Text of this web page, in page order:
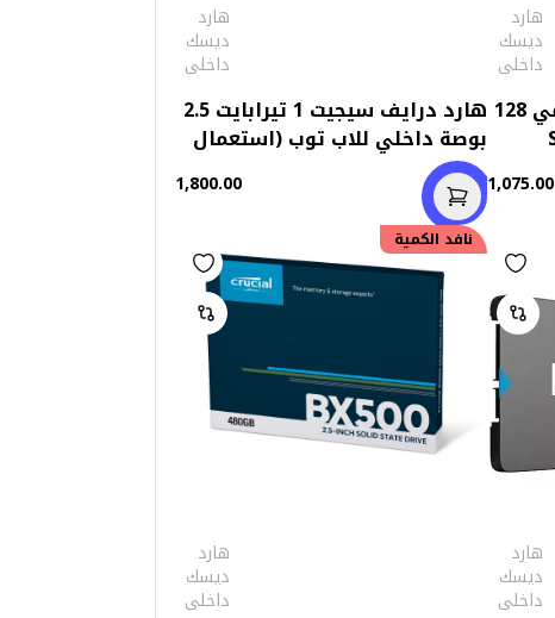
هارد
ديسك
داخلى
هارد درايف داخلي هيكسمي 128
1,075.00
هارد
ديسك
داخلى
هارد درايف سيجيت 1 تيرابايت 2.5
بوصة داخلي للاب توب (استعمال
خارج) 1,800.00
هارد
ديسك
داخلى
نافد الكمية
هارد
ديسك
داخلى